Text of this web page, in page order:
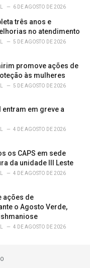
6 DE AGOSTO DE 2026
três anos e
no atendimento
5 DE AGOSTO DE 2026
promove ações de
às mulheres
5 DE AGOSTO DE 2026
em greve a
4 DE AGOSTO DE 2026
os CAPS em sede
da unidade III Leste
4 DE AGOSTO DE 2026
ações de
o Agosto Verde,
4 DE AGOSTO DE 2026